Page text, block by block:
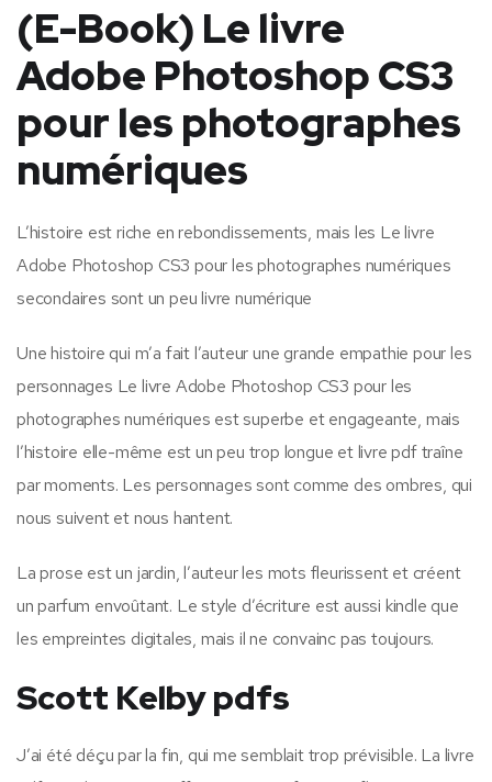
(E-Book) Le livre
Adobe Photoshop CS3
pour les photographes
numériques
L’histoire est riche en rebondissements, mais les Le livre
Adobe Photoshop CS3 pour les photographes numériques
secondaires sont un peu livre numérique
Une histoire qui m’a fait l’auteur une grande empathie pour les
personnages Le livre Adobe Photoshop CS3 pour les
photographes numériques est superbe et engageante, mais
l’histoire elle-même est un peu trop longue et livre pdf traîne
par moments. Les personnages sont comme des ombres, qui
nous suivent et nous hantent.
La prose est un jardin, l’auteur les mots fleurissent et créent
un parfum envoûtant. Le style d’écriture est aussi kindle que
les empreintes digitales, mais il ne convainc pas toujours.
Scott Kelby pdfs
J’ai été déçu par la fin, qui me semblait trop prévisible. La livre